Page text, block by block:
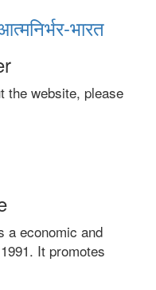
भारत
the website, please
a economic and
It promotes